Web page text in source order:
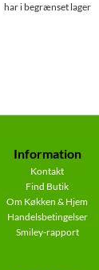
har i begrænset lager
Information
Kontakt
Find Butik
Om Køkken & Hjem
Handelsbetingelser
Smiley-rapport